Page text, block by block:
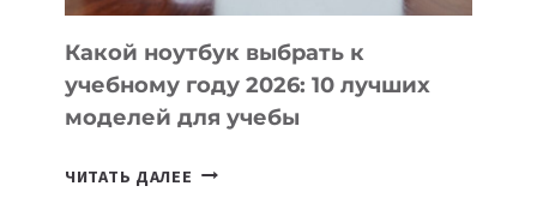
КОДА
Какой ноутбук выбрать к
учебному году 2026: 10 лучших
моделей для учебы
ЧИТАТЬ ДАЛЕЕ КАКОЙ